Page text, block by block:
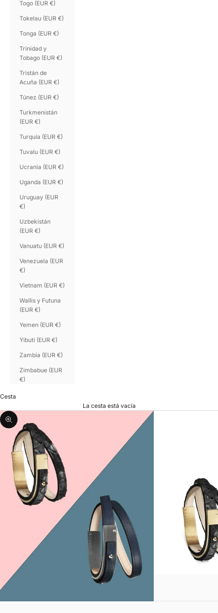
Togo (EUR €)
Tokelau (EUR €)
Tonga (EUR €)
Trinidad y
Tobago (EUR €)
Tristán de
Acuña (EUR €)
Túnez (EUR €)
Turkmenistán
(EUR €)
Turquía (EUR €)
Tuvalu (EUR €)
Ucrania (EUR €)
Uganda (EUR €)
Uruguay (EUR
€)
Uzbekistán
(EUR €)
Vanuatu (EUR €)
Venezuela (EUR
€)
Vietnam (EUR €)
Wallis y Futuna
(EUR €)
Yemen (EUR €)
Yibuti (EUR €)
Zambia (EUR €)
Zimbabue (EUR
€)
Cesta
La cesta está vacía
Zoom